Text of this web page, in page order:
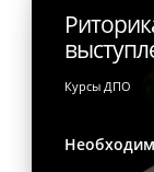
Курсы ДПО